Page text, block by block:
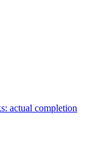
actual completion